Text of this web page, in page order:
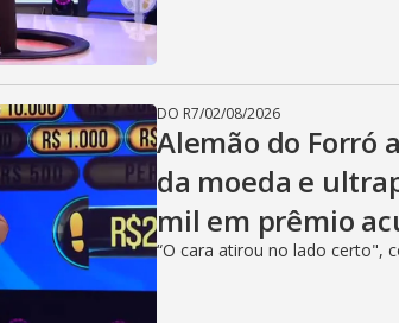
DO R7/02/08/2026
Alemão do Forró
da moeda e
mil em prêmio
“O cara atirou no lado certo",